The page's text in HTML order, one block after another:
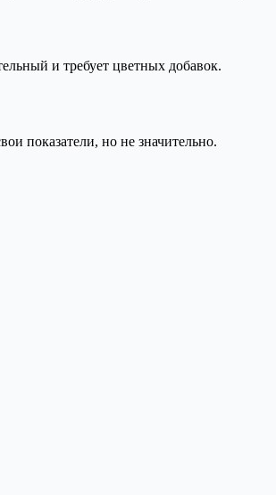
и требует цветных добавок.
показатели, но не значительно.